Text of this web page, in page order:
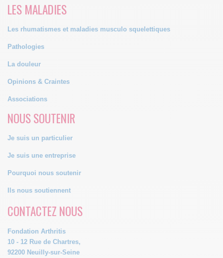
LES MALADIES
Les rhumatismes et maladies musculo squelettiques
Pathologies
La douleur
Opinions & Craintes
Associations
NOUS SOUTENIR
Je suis un particulier
Je suis une entreprise
Pourquoi nous soutenir
Ils nous soutiennent
CONTACTEZ NOUS
Fondation Arthritis
10 - 12 Rue de Chartres,
92200 Neuilly-sur-Seine